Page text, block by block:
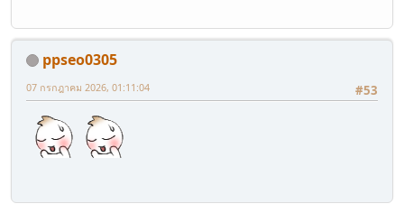
ppseo0305
#53
07 กรกฎาคม 2026, 01:11:04